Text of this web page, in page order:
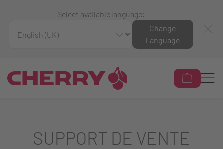
Select available language:
Change
Language
SUPPORT DE VENTE